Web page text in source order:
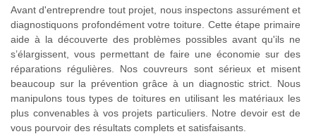
Avant d'entreprendre tout projet, nous inspectons assurément et
diagnostiquons profondément votre toiture. Cette étape primaire
aide à la découverte des problèmes possibles avant qu'ils ne
s’élargissent, vous permettant de faire une économie sur des
réparations régulières. Nos couvreurs sont sérieux et misent
beaucoup sur la prévention grâce à un diagnostic strict. Nous
manipulons tous types de toitures en utilisant les matériaux les
plus convenables à vos projets particuliers. Notre devoir est de
vous pourvoir des résultats complets et satisfaisants.